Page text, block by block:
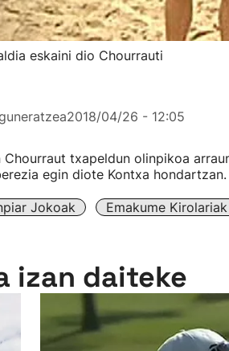
eskaini dio Chourrauti
2018/04/26 - 12:05
Chourraut txapeldun olinpikoa
egin diote Kontxa hondartzan.
Jokoak Emakume Kirolariak
izan daiteke